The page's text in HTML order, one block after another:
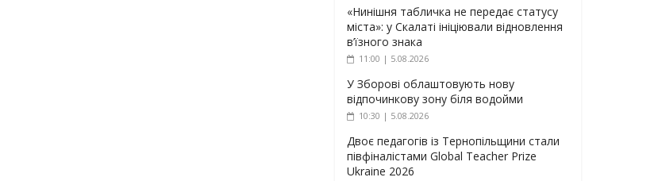
«Нинішня табличка не передає статусу
міста»: у Скалаті ініціювали відновлення
в’їзного знака
11:00 | 5.08.2026
У Зборові облаштовують нову
відпочинкову зону біля водойми
10:30 | 5.08.2026
Двоє педагогів із Тернопільщини стали
півфіналістами Global Teacher Prize
Ukraine 2026